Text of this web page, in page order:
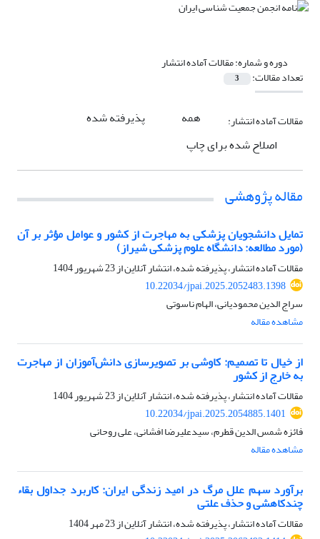
دوره و شماره:مقالات آماده انتشار
تعداد مقالات: 3
مقالات آماده انتشار: همه
پذیرفته شده
اصلاح شده برای چاپ
مقاله پژوهشی
تمایل دانشجویان پزشکی به مهاجرت از کشور و عوامل مؤثر بر آن
(مورد مطالعه: دانشگاه علوم پزشکی شیراز)
مقالات آماده انتشار، پذیرفته شده، انتشار آنلاین از23 شهریور 1404
10.22034/jpai.2025.2052483.1398
سراج الدین محمودیانی، الهام ناسوتی
مشاهده مقاله
از خیال تا تصمیم: کاوشی بر تصویرسازی دانش‌آموزان از مهاجرت
به خارج از کشور
مقالات آماده انتشار، پذیرفته شده، انتشار آنلاین از23 شهریور 1404
10.22034/jpai.2025.2054885.1401
فائزه شمس الدین قطرم، سیدعلیرضا افشانی، علی روحانی
مشاهده مقاله
برآورد سهم علل مرگ در امید زندگی ایران: کاربرد جداول بقاء
چندکاهشی و حذف علتی
مقالات آماده انتشار، پذیرفته شده، انتشار آنلاین از23 مهر 1404